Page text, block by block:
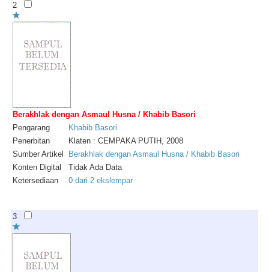
2
Berakhlak dengan Asmaul Husna / Khabib Basori
Pengarang
Khabib Basori
Penerbitan
Klaten : CEMPAKA PUTIH, 2008
Sumber Artikel
Berakhlak dengan Asmaul Husna / Khabib Basori
Konten Digital
Tidak Ada Data
Ketersediaan
0 dari 2 ekslempar
3